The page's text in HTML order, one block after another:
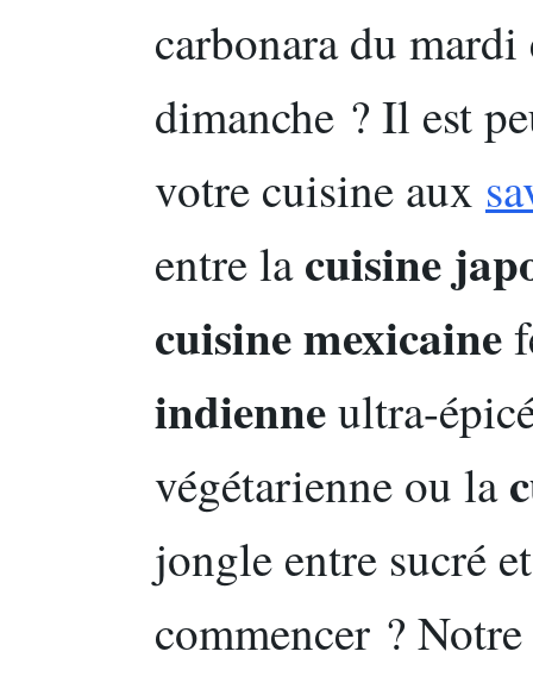
carbonara du
dimanche ? Il est
votre cuisine aux
entre lacuisine
cuisine mexicaine
indienneultra-
végétarienne ou la
jongle entre sucré
commencer ?